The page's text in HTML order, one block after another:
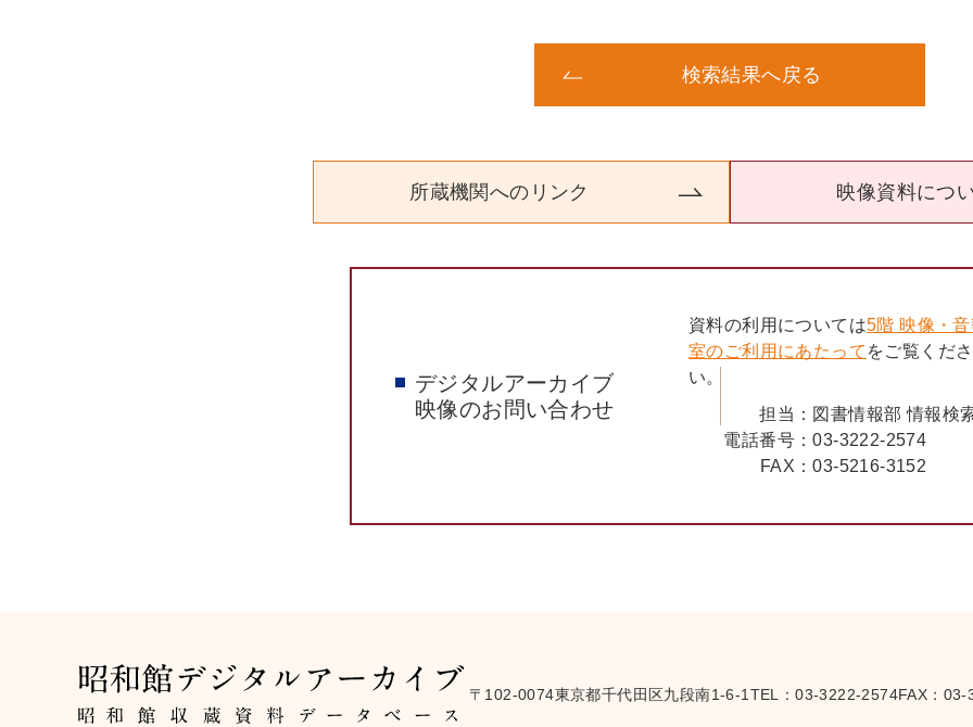
検索結果へ戻る
所蔵機関へのリンク 映像資料につ
デジタルアーカイブ
映像のお問い合わせ
資料の利用については5階 映像・
室のご利用にあたって をご覧くださ
い。
担当： 図書情報部 情報検
電話番号：03-3222-2574
FAX：03-5216-3152
〒102-0074東京都千代田区九段南1-6-1 TEL：03-3222-2574FAX：